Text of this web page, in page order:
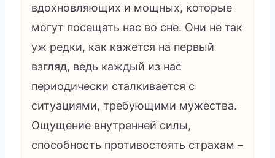
вдохновляющих и мощных, которые
могут посещать нас во сне. Они не так
уж редки, как кажется на первый
взгляд, ведь каждый из нас
периодически сталкивается с
ситуациями, требующими мужества.
Ощущение внутренней силы,
способность противостоять страхам –